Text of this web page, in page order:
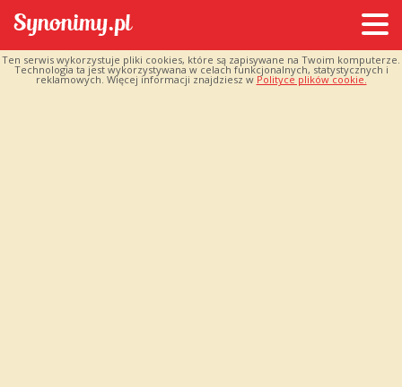
Ten serwis wykorzystuje pliki cookies, które są zapisywane na Twoim komputerze.
Technologia ta jest wykorzystywana w celach funkcjonalnych, statystycznych i
reklamowych. Więcej informacji znajdziesz w Polityce plików cookie.